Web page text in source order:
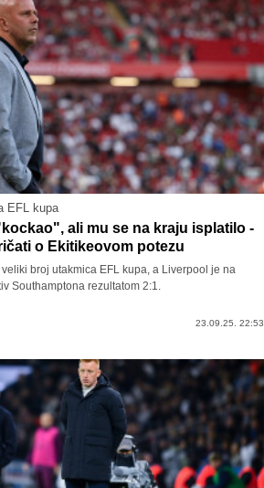
EFL kupa
ali mu se na kraju isplatilo -
o Ekitikeovom potezu
broj utakmica EFL kupa, a Liverpool je na
Southamptona rezultatom 2:1.
23.09.25. 22:53